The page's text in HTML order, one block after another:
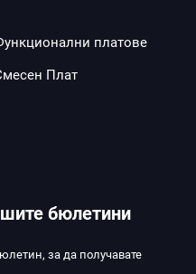
платове
Плат
бюлетини
за да получавате